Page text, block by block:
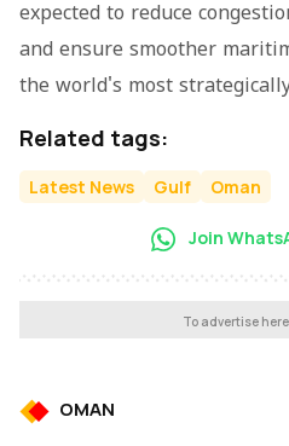
expected to reduce
and ensure smoother
the world's most
Related tags:
Latest News Gulf Oman
Join
To advertise
OMAN